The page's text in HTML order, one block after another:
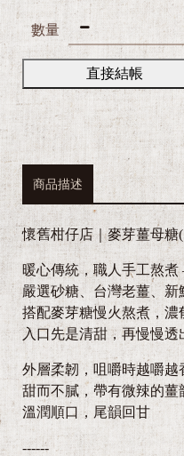
數量
直接結帳
商品描述
懷舊柑仔店｜麥芽薑母糖
暖心傳統，職人手工熬
嚴選砂糖、台灣老薑、新
搭配麥芽糖慢火熬煮，濃
入口先是清甜，再慢慢透
外層柔韌，咀嚼時越嚼越
甜而不膩，帶有微辣的薑
溫潤順口，尾韻回甘
------